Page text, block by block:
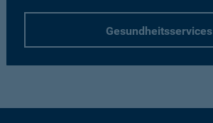
Gesundheitsservices